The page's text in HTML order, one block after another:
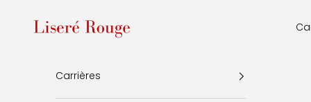
Liseré Rouge
Carrières